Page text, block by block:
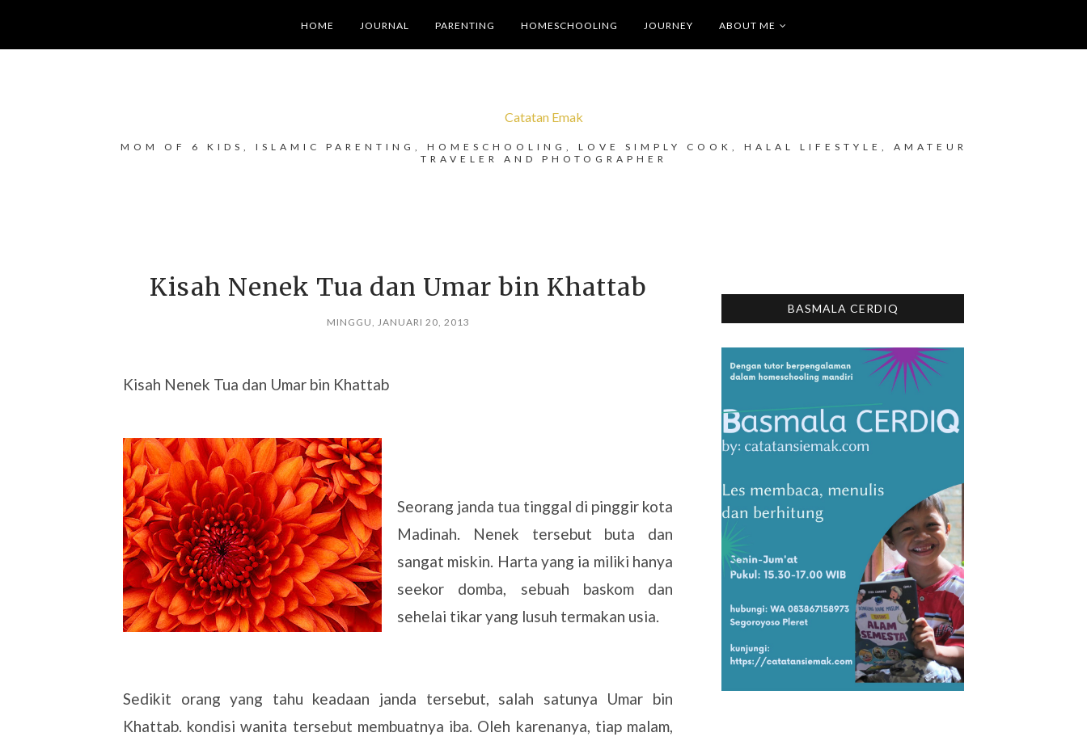
HOME JOURNAL PARENTING HOMESCHOOLING JOURNEY ABOUT ME
Catatan Emak
MOM OF 6 KIDS, ISLAMIC PARENTING, HOMESCHOOLING, LOVE SIMPLY COOK, HALAL LIFESTYLE, AMATEUR
TRAVELER AND PHOTOGRAPHER
Kisah Nenek Tua dan Umar bin Khattab
MINGGU, JANUARI 20, 2013
Kisah Nenek Tua dan Umar bin Khattab
Seorang janda tua tinggal di pinggir kota
Madinah. Nenek tersebut buta dan
sangat miskin. Harta yang ia miliki hanya
seekor domba, sebuah baskom dan
sehelai tikar yang lusuh termakan usia.
Sedikit orang yang tahu keadaan janda tersebut, salah satunya Umar bin
Khattab. kondisi wanita tersebut membuatnya iba. Oleh karenanya, tiap malam,
BASMALA CERDIQ